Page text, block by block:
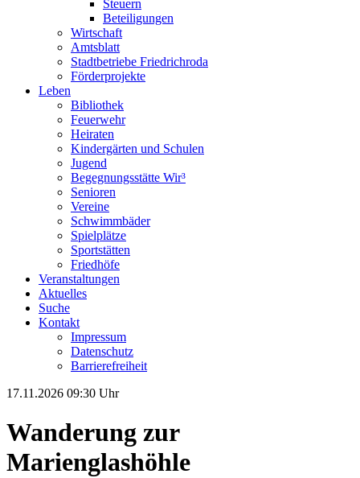
Steuern
Beteiligungen
Wirtschaft
Amtsblatt
Stadtbetriebe Friedrichroda
Förderprojekte
Leben
Bibliothek
Feuerwehr
Heiraten
Kindergärten und Schulen
Jugend
Begegnungsstätte Wir³
Senioren
Vereine
Schwimmbäder
Spielplätze
Sportstätten
Friedhöfe
Veranstaltungen
Aktuelles
Suche
Kontakt
Impressum
Datenschutz
Barrierefreiheit
17.11.2026 09:30 Uhr
Wanderung zur
Marienglashöhle